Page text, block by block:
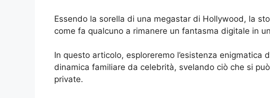
Essendo la sorella di una megastar di Hollywood, la
come fa qualcuno a rimanere un fantasma digitale in
In questo articolo, esploreremo l’esistenza enigmatica
dinamica familiare da celebrità, svelando ciò che si
private.